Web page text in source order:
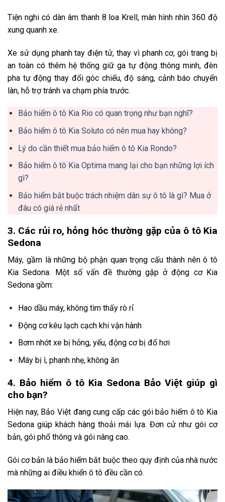
Tiện nghi có dàn âm thanh 8 loa Krell, màn hình nhìn 360 độ
xung quanh xe.
Xe sử dụng phanh tay điện tử, thay vì phanh cơ, gói trang bị
an toàn có thêm hệ thống giữ ga tự động thông minh, đèn
pha tự động thay đổi góc chiếu, độ sáng, cảnh báo chuyển
làn, hỗ trợ tránh va chạm phía trước.
Bảo hiểm ô tô Kia Rio có quan trọng như bạn nghĩ?
Bảo hiểm ô tô Kia Soluto có nên mua hay không?
Lý do cần thiết mua bảo hiểm ô tô Kia Rondo?
Bảo hiểm ô tô Kia Optima mang lại cho bạn những lợi ích
gì?
Bảo hiểm bắt buộc trách nhiệm dân sự ô tô là gì? Mua ở
đâu có giá rẻ nhất
3. Các rủi ro, hỏng hóc thường gặp của ô tô Kia
Sedona
Máy, gầm là những bộ phận quan trọng cấu thành nên ô tô
Kia Sedona. Một số vấn đề thường gặp ở động cơ Kia
Sedona gồm:
Hao dầu máy, không tìm thấy rò rỉ
Động cơ kêu lạch cạch khi vận hành
Bơm nhớt xe bị hỏng, yếu, động cơ bị đổ hơi
Máy bị ì, phanh nhẹ, không ăn
4. Bảo hiểm ô tô Kia Sedona Bảo Việt giúp gì
cho bạn?
Hiện nay, Bảo Việt đang cung cấp các gói bảo hiểm ô tô Kia
Sedona giúp khách hàng thoải mái lựa. Đơn cử như gói cơ
bản, gói phổ thông và gói nâng cao.
Gói cơ bản là bảo hiểm bắt buộc theo quy định của nhà nước
mà những ai điều khiển ô tô đều cần có.